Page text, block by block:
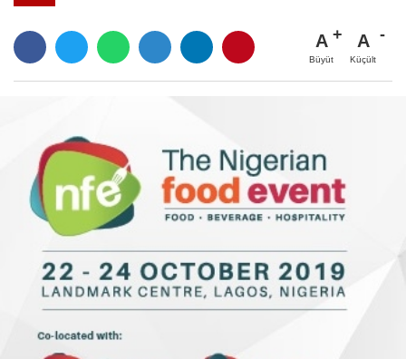
A
Büyüt
A
Küçült